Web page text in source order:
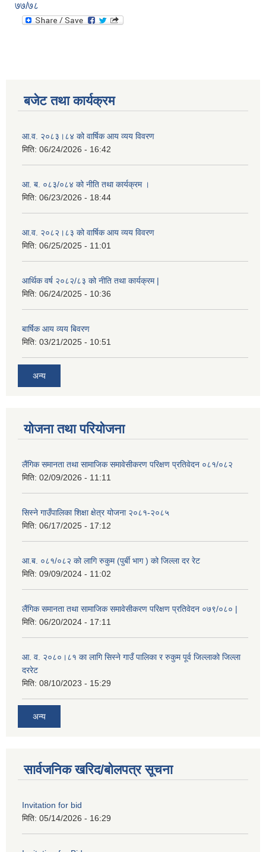
७७/७८
बजेट तथा कार्यक्रम
आ.व. २०८३।८४ को वार्षिक आय व्यय विवरण
मिति: 06/24/2026 - 16:42
आ. ब. ०८३/०८४ को नीति तथा कार्यक्रम ।
मिति: 06/23/2026 - 18:44
आ.व. २०८२।८३ को वार्षिक आय व्यय विवरण
मिति: 06/25/2025 - 11:01
आर्थिक वर्ष २०८२/८३ को नीति तथा कार्यक्रम |
मिति: 06/24/2025 - 10:36
बार्षिक आय व्यय बिवरण
मिति: 03/21/2025 - 10:51
अन्य
योजना तथा परियोजना
लैंगिक समानता तथा सामाजिक समावेसीकरण परिक्षण प्रतिवेदन ०८१/०८२
मिति: 02/09/2026 - 11:11
सिस्ने गाउँपालिका शिक्षा क्षेत्र योजना २०८१-२०८५
मिति: 06/17/2025 - 17:12
आ.ब. ०८१/०८२ को लागि रुकुम (पुर्बी भाग ) को जिल्ला दर रेट
मिति: 09/09/2024 - 11:02
लैंगिक समानता तथा सामाजिक समावेसीकरण परिक्षण प्रतिवेदन ०७९/०८० |
मिति: 06/20/2024 - 17:11
आ. व. २०८०।८१ का लागि सिस्ने गाउँ पालिका र रुकुम पूर्व जिल्लाको जिल्ला
दररेट
मिति: 08/10/2023 - 15:29
अन्य
सार्वजनिक खरिद/बोलपत्र सूचना
Invitation for bid
मिति: 05/14/2026 - 16:29